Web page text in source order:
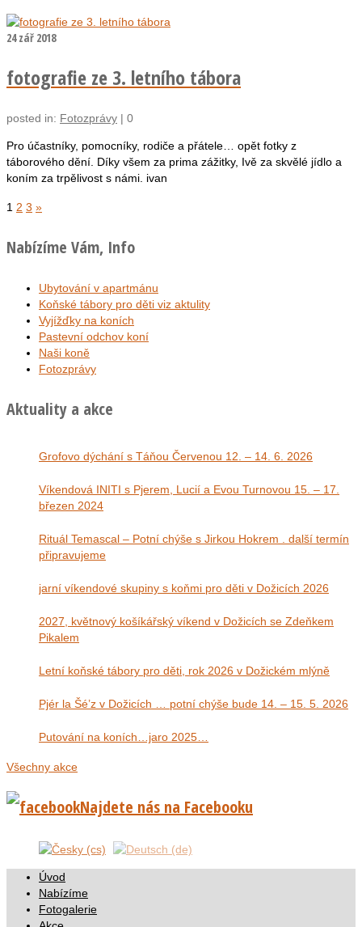
24zář 2018
fotografie ze 3. letního tábora
posted in: Fotozprávy | 0
Pro účastníky, pomocníky, rodiče a přátele… opět fotky z
táborového dění. Díky všem za prima zážitky, Ivě za skvělé jídlo a
koním za trpělivost s námi. ivan
1 2 3 »
Nabízíme Vám, Info
Ubytování v apartmánu
Koňské tábory pro děti viz aktulity
Vyjížďky na koních
Pastevní odchov koní
Naši koně
Fotozprávy
Aktuality a akce
Grofovo dýchání s Táňou Červenou 12. – 14. 6. 2026
Víkendová INITI s Pjerem, Lucií a Evou Turnovou 15. – 17.
březen 2024
Rituál Temascal – Potní chýše s Jirkou Hokrem . další termín
připravujeme
jarní víkendové skupiny s koňmi pro děti v Dožicích 2026
2027, květnový košíkářský víkend v Dožicích se Zdeňkem
Pikalem
Letní koňské tábory pro děti, rok 2026 v Dožickém mlýně
Pjér la Šé’z v Dožicích … potní chýše bude 14. – 15. 5. 2026
Putování na koních…jaro 2025…
Všechny akce
Najdete nás na Facebooku
Úvod
Nabízíme
Fotogalerie